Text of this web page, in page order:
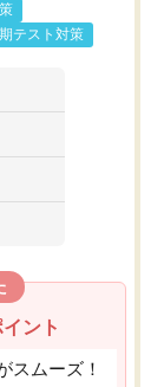
テスト対策
ント
スムーズ！